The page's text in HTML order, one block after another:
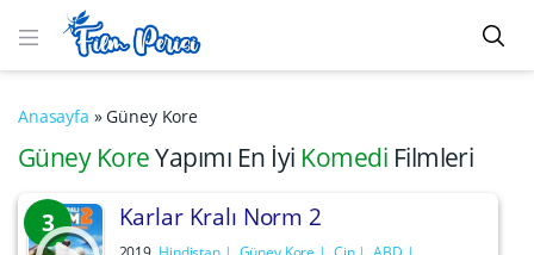
Anasayfa »Güney Kore
Güney KoreYapımı En İyi Komedi Filmleri
3 Karlar Kralı Norm 2